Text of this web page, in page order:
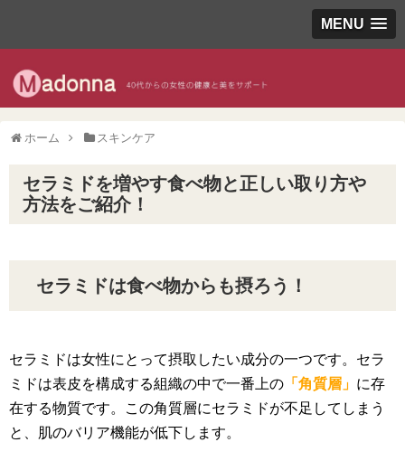
MENU
ホーム スキンケア
セラミドを増やす食べ物と正しい取り方や
方法をご紹介！
セラミドは食べ物からも摂ろう！
セラミドは女性にとって摂取したい成分の一つです。セラ
ミドは表皮を構成する組織の中で一番上の 「角質層」 に存
在する物質です。この角質層にセラミドが不足してしまう
と、肌のバリア機能が低下します。